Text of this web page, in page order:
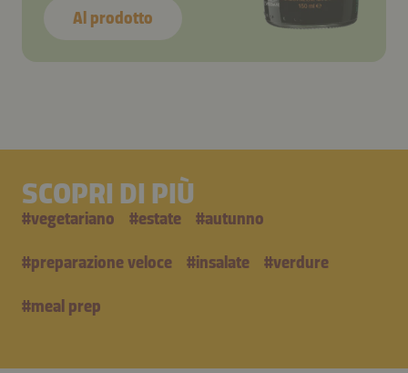
Al prodotto
SCOPRI DI PIÙ
#vegetariano #estate #autunno
#preparazione veloce #insalate #verdure
#meal prep